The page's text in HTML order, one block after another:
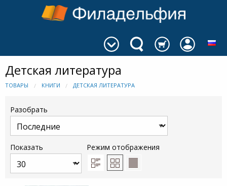
Детская литература
ТОВАРЫ КНИГИ ДЕТСКАЯ ЛИТЕРАТУРА
Разобрать
Показать Режим отображения